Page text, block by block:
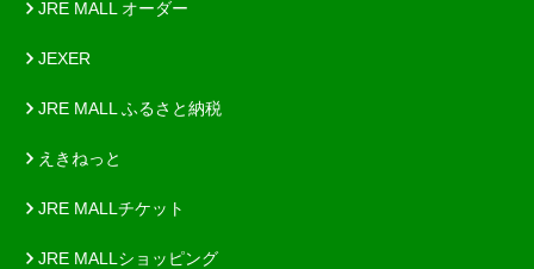
JRE MALL オーダー
JEXER
JRE MALL ふるさと納税
えきねっと
JRE MALLチケット
JRE MALLショッピング